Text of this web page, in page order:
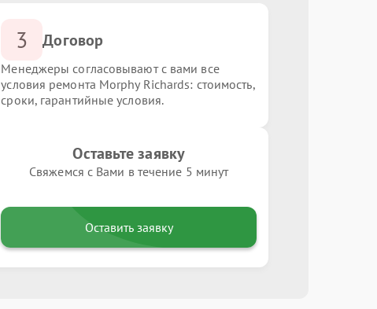
3 Договор
Менеджеры согласовывают с вами все
условия ремонта Morphy Richards: стоимость,
сроки, гарантийные условия.
Оставьте заявку
Свяжемся с Вами в течение 5 минут
Оставить заявку